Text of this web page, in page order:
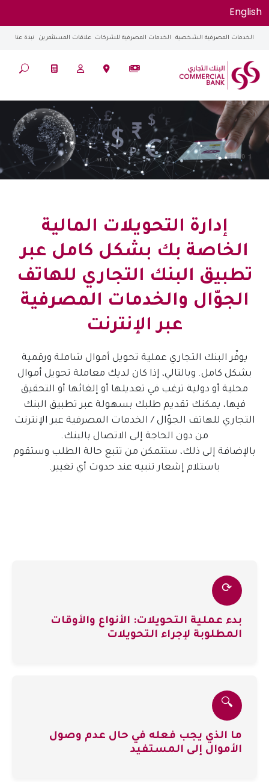
English
الخدمات المصرفية الشخصية الخدمات المصرفية للشركات علاقات المستثمرين نبذة عنا
إدارة التحويلات المالية
الخاصة بك بشكل كامل عبر
تطبيق البنك التجاري للهاتف
الجوّال والخدمات المصرفية
عبر الإنترنت
يوفّر البنك التجاري عملية تحويل أموال شاملة ورقمية
بشكل كامل. وبالتالي، إذا كان لديك معاملة تحويل أموال
محلية أو دولية ترغب في تعديلها أو إلغائها أو التحقيق
فيها، يمكنك تقديم طلبك بسهولة عبر تطبيق البنك
التجاري للهاتف الجوّال / الخدمات المصرفية عبر الإنترنت
من دون الحاجة إلى الاتصال بالبنك.
بالإضافة إلى ذلك، ستتمكن من تتبع حالة الطلب وستقوم
باستلام إشعار تنبيه عند حدوث أي تغيير.
⟳
بدء عملية التحويلات: الأنواع والأوقات
المطلوبة لإجراء التحويلات
🔍
ما الذي يجب فعله في حال عدم وصول
الأموال إلى المستفيد